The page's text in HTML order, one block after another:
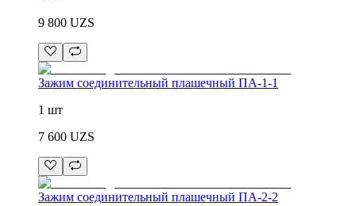
9 800 UZS
Зажим соединительный плашечный ПА-1-1
1 шт
7 600 UZS
Зажим соединительный плашечный ПА-2-2